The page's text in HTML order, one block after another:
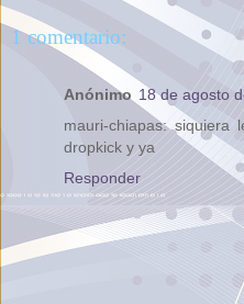
1 comentario:
Anónimo 18 de agosto
mauri-chiapas: siquiera
dropkick y ya
Responder